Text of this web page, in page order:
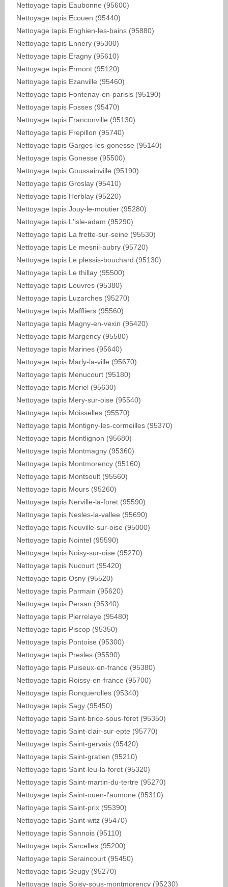
Nettoyage tapis Eaubonne (95600)
Nettoyage tapis Ecouen (95440)
Nettoyage tapis Enghien-les-bains (95880)
Nettoyage tapis Ennery (95300)
Nettoyage tapis Eragny (95610)
Nettoyage tapis Ermont (95120)
Nettoyage tapis Ezanville (95460)
Nettoyage tapis Fontenay-en-parisis (95190)
Nettoyage tapis Fosses (95470)
Nettoyage tapis Franconville (95130)
Nettoyage tapis Frepillon (95740)
Nettoyage tapis Garges-les-gonesse (95140)
Nettoyage tapis Gonesse (95500)
Nettoyage tapis Goussainville (95190)
Nettoyage tapis Groslay (95410)
Nettoyage tapis Herblay (95220)
Nettoyage tapis Jouy-le-moutier (95280)
Nettoyage tapis L'isle-adam (95290)
Nettoyage tapis La frette-sur-seine (95530)
Nettoyage tapis Le mesnil-aubry (95720)
Nettoyage tapis Le plessis-bouchard (95130)
Nettoyage tapis Le thillay (95500)
Nettoyage tapis Louvres (95380)
Nettoyage tapis Luzarches (95270)
Nettoyage tapis Maffliers (95560)
Nettoyage tapis Magny-en-vexin (95420)
Nettoyage tapis Margency (95580)
Nettoyage tapis Marines (95640)
Nettoyage tapis Marly-la-ville (95670)
Nettoyage tapis Menucourt (95180)
Nettoyage tapis Meriel (95630)
Nettoyage tapis Mery-sur-oise (95540)
Nettoyage tapis Moisselles (95570)
Nettoyage tapis Montigny-les-cormeilles (95370)
Nettoyage tapis Montlignon (95680)
Nettoyage tapis Montmagny (95360)
Nettoyage tapis Montmorency (95160)
Nettoyage tapis Montsoult (95560)
Nettoyage tapis Mours (95260)
Nettoyage tapis Nerville-la-foret (95590)
Nettoyage tapis Nesles-la-vallee (95690)
Nettoyage tapis Neuville-sur-oise (95000)
Nettoyage tapis Nointel (95590)
Nettoyage tapis Noisy-sur-oise (95270)
Nettoyage tapis Nucourt (95420)
Nettoyage tapis Osny (95520)
Nettoyage tapis Parmain (95620)
Nettoyage tapis Persan (95340)
Nettoyage tapis Pierrelaye (95480)
Nettoyage tapis Piscop (95350)
Nettoyage tapis Pontoise (95300)
Nettoyage tapis Presles (95590)
Nettoyage tapis Puiseux-en-france (95380)
Nettoyage tapis Roissy-en-france (95700)
Nettoyage tapis Ronquerolles (95340)
Nettoyage tapis Sagy (95450)
Nettoyage tapis Saint-brice-sous-foret (95350)
Nettoyage tapis Saint-clair-sur-epte (95770)
Nettoyage tapis Saint-gervais (95420)
Nettoyage tapis Saint-gratien (95210)
Nettoyage tapis Saint-leu-la-foret (95320)
Nettoyage tapis Saint-martin-du-tertre (95270)
Nettoyage tapis Saint-ouen-l'aumone (95310)
Nettoyage tapis Saint-prix (95390)
Nettoyage tapis Saint-witz (95470)
Nettoyage tapis Sannois (95110)
Nettoyage tapis Sarcelles (95200)
Nettoyage tapis Seraincourt (95450)
Nettoyage tapis Seugy (95270)
Nettoyage tapis Soisy-sous-montmorency (95230)